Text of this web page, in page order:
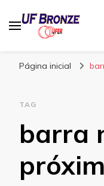
Página inicial
TAG
barra